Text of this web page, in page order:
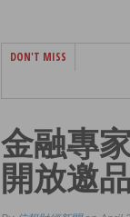
DON'T MISS
金融專
開放邀